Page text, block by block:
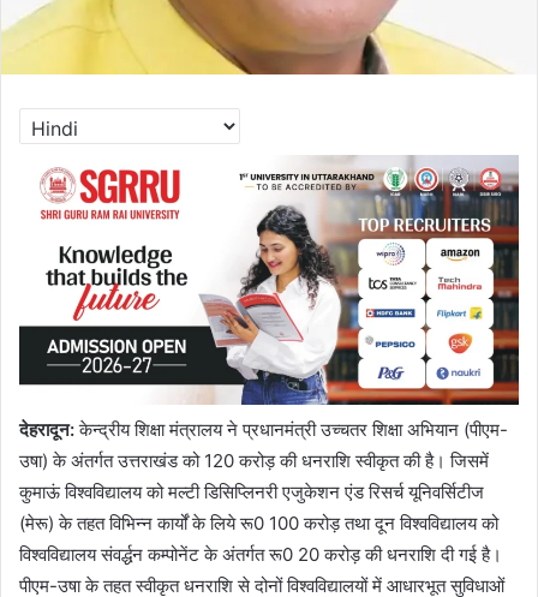
देहरादून:केन्द्रीय शिक्षा मंत्रालय ने प्रधानमंत्री उच्चतर शिक्षा अभियान (पीएम-
उषा) के अंतर्गत उत्तराखंड को 120 करोड़ की धनराशि स्वीकृत की है। जिसमें
कुमाऊं विश्वविद्यालय को मल्टी डिसिप्लिनरी एजुकेशन एंड रिसर्च यूनिवर्सिटीज
(मेरू) के तहत विभिन्न कार्यों के लिये रू0 100 करोड़ तथा दून विश्वविद्यालय को
विश्वविद्यालय संवर्द्धन कम्पोनेंट के अंतर्गत रू0 20 करोड़ की धनराशि दी गई है।
पीएम-उषा के तहत स्वीकृत धनराशि से दोनों विश्वविद्यालयों में आधारभूत सुविधाओं